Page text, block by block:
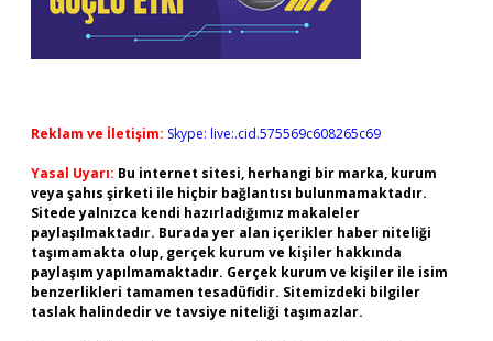
Reklam ve İletişim: Skype: live:.cid.575569c608265c69
Yasal Uyarı: Bu internet sitesi, herhangi bir marka, kurum
veya şahıs şirketi ile hiçbir bağlantısı bulunmamaktadır.
Sitede yalnızca kendi hazırladığımız makaleler
paylaşılmaktadır. Burada yer alan içerikler haber niteliği
taşımamakta olup, gerçek kurum ve kişiler hakkında
paylaşım yapılmamaktadır. Gerçek kurum ve kişiler ile isim
benzerlikleri tamamen tesadüfidir. Sitemizdeki bilgiler
taslak halindedir ve tavsiye niteliği taşımazlar.